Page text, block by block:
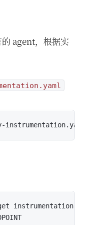
agent，根据实
instrumentation